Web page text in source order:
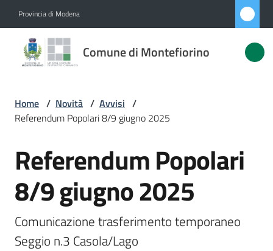
Provincia di Modena
Comune di Montefiorino
Comune di
Montefiorino
Amministrazione
Menu selezionato
Servizi
Montefiorino
Home / Novità / Avvisi /
Referendum Popolari 8/9 giugno 2025
Salta al contenuto
Referendum Popolari
8/9 giugno 2025
Comunicazione trasferimento temporaneo
Seggio n.3 Casola/Lago